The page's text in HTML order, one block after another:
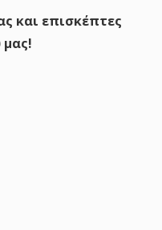
και επισκέπτες
μας!